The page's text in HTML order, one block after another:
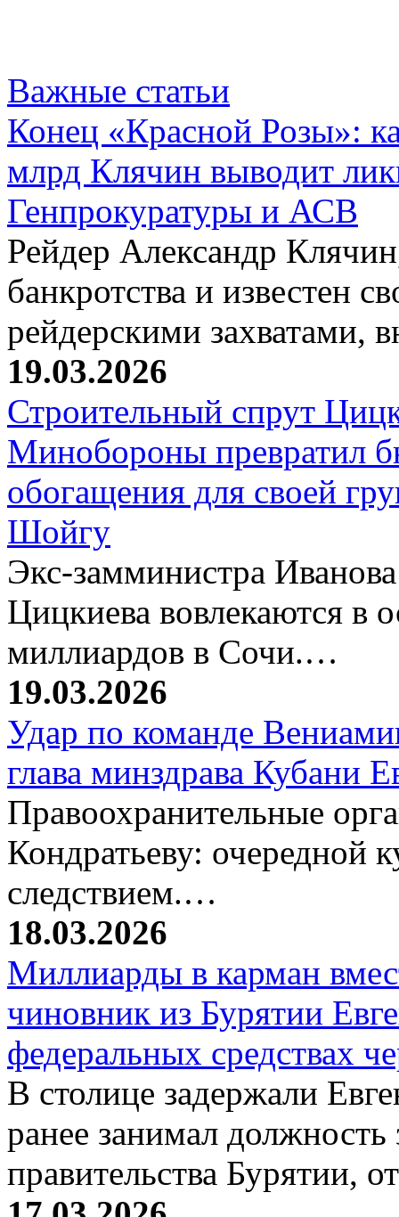
Важные статьи
Конец «Красной Розы»:
млрд Клячин выводит
Генпрокуратуры и АСВ
Рейдер Александр
банкротства и известен
рейдерскими захватами,
19.03.2026
Строительный спрут
Минобороны превратил
обогащения для своей
Шойгу
Экс-замминистра
Цицкиева вовлекаются в
миллиардов в Сочи.…
19.03.2026
Удар по команде
глава минздрава Кубани
Правоохранительные
Кондратьеву: очередной
следствием.…
18.03.2026
Миллиарды в карман
чиновник из Бурятии
федеральных средствах
В столице задержали
ранее занимал должность
правительства Бурятии,